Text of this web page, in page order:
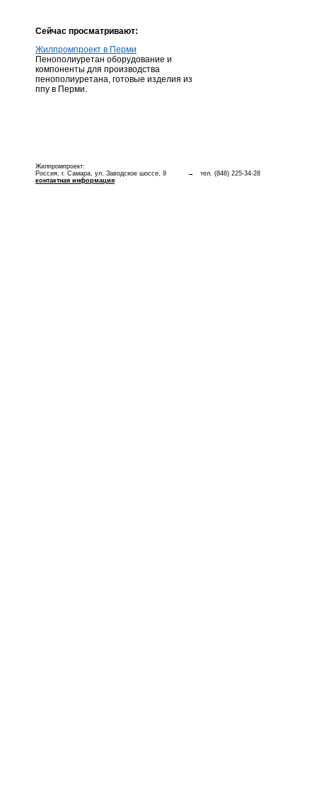
Сейчас просматривают:
Жилпромпроект в Перми
Пенополиуретан оборудование и
компоненты для производства
пенополиуретана, готовые изделия из
ппу в Перми.
Жилпромпроект:
Россия, г. Самара, ул. Заводское шоссе, 9
→ тел. (846) 225-34-28
контактная информация